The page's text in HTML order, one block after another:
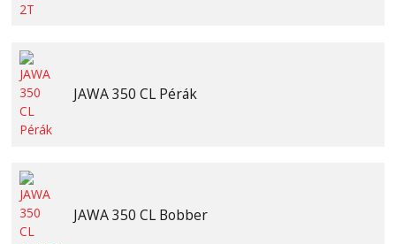
JAWA 350 CL Pérák
JAWA 350 CL Bobber